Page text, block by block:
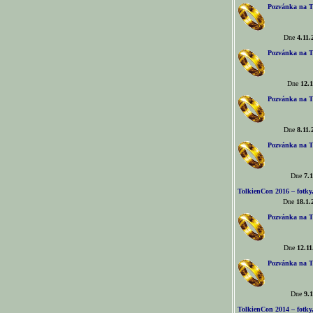
Pozvánka na
Dne
Pozvánka na
Dne
Pozvánka na
Dne
Pozvánka na
Dne
TolkienCon 2016 –
Dne
Pozvánka na
Dne
Pozvánka na
Dne
TolkienCon 2014 –